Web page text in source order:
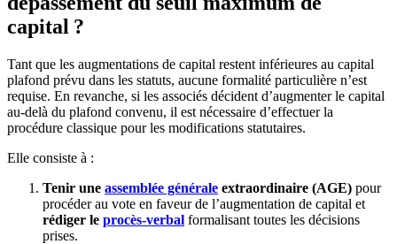
capital ?
Tant que les augmentations de capital restent inférieures au capital
plafond prévu dans les statuts, aucune formalité particulière n’est
requise. En revanche, si les associés décident d’augmenter le capital
au-delà du plafond convenu, il est nécessaire d’effectuer la
procédure classique pour les modifications statutaires.
Elle consiste à :
Tenir une assemblée générale extraordinaire (AGE) pour
procéder au vote en faveur de l’augmentation de capital et
rédiger le procès-verbal formalisant toutes les décisions
prises.